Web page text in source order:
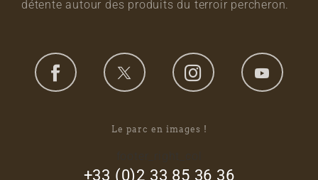
détente autour des produits du terroir percheron.
Le parc en images !
+33 (0)2 33 85 36 36